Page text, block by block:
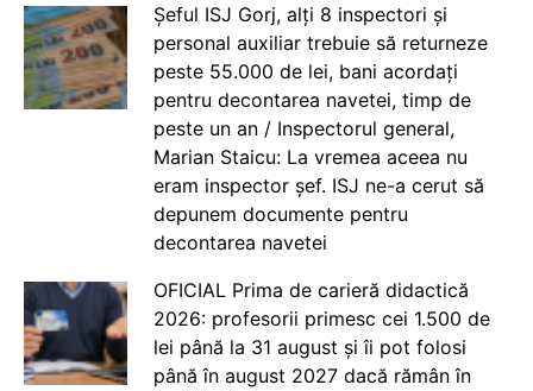
Șeful ISJ Gorj, alți 8 inspectori și
personal auxiliar trebuie să returneze
peste 55.000 de lei, bani acordați
pentru decontarea navetei, timp de
peste un an / Inspectorul general,
Marian Staicu: La vremea aceea nu
eram inspector șef. ISJ ne-a cerut să
depunem documente pentru
decontarea navetei
OFICIAL Prima de carieră didactică
2026: profesorii primesc cei 1.500 de
lei până la 31 august și îi pot folosi
până în august 2027 dacă rămân în